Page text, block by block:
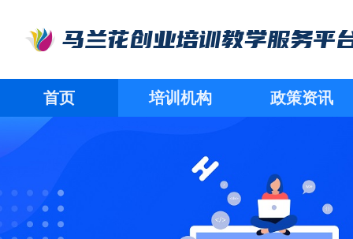
马兰花创业培训教学服务平
首页 培训机构 政策资讯